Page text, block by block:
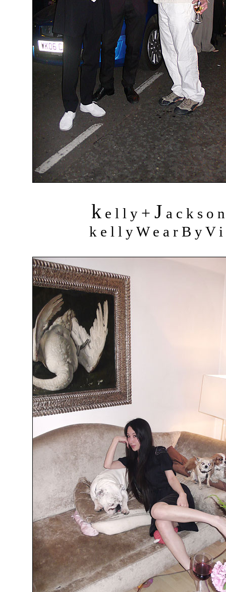
k e l l y + J a c k s o
k e l l y W e a r B y V